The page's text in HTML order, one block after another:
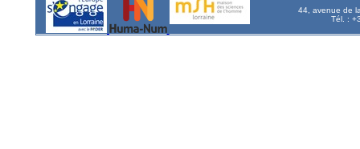
44, avenue de
Tél. :